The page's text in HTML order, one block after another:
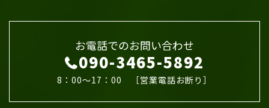
お電話でのお問い合わせ
090-3465-5892
8：00～17：00 ［営業電話お断り］